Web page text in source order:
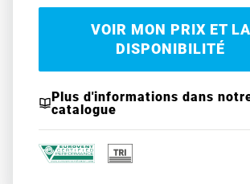
VOIR MON PRIX ET LA
DISPONIBILITÉ
Plus d'informations dans
catalogue